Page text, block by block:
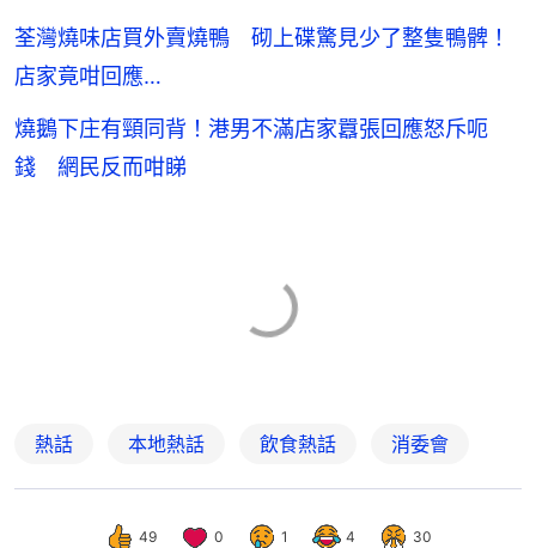
荃灣燒味店買外賣燒鴨 砌上碟驚見少了整隻鴨髀！
店家竟咁回應…
燒鵝下庄有頸同背！港男不滿店家囂張回應怒斥呃
錢 網民反而咁睇
熱話 本地熱話 飲食熱話 消委會
49 0 1 4 30